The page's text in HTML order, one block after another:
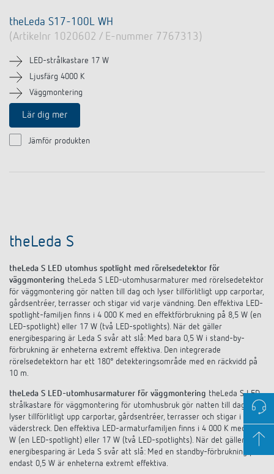
theLeda S17-100L WH
(Artikelnr 1020602 / E-nummer 7767313)
LED-strålkastare 17 W
Ljusfärg 4000 K
Väggmontering
Lär dig mer
Jämför produkten
theLeda S
theLeda S LED utomhus spotlight med rörelsedetektor för
väggmontering theLeda S LED-utomhusarmaturer med rörelsedetektor
för väggmontering gör natten till dag och lyser tillförlitligt upp carportar,
gårdsentréer, terrasser och stigar vid varje vändning. Den effektiva LED-
spotlight-familjen finns i 4 000 K med en effektförbrukning på 8,5 W (en
LED-spotlight) eller 17 W (två LED-spotlights). När det gäller
energibesparing är Leda S svår att slå: Med bara 0,5 W i stand-by-
förbrukning är enheterna extremt effektiva. Den integrerade
rörelsedetektorn har ett 180° detekteringsområde med en räckvidd på
10 m.
theLeda S LED-utomhusarmaturer för väggmontering theLeda S LED-
strålkastare för väggmontering för utomhusbruk gör natten till dag och
lyser tillförlitligt upp carportar, gårdsentréer, terrasser och stigar i alla
väderstreck. Den effektiva LED-armaturfamiljen finns i 4 000 K med 8,5
W (en LED-spotlight) eller 17 W (två LED-spotlights). När det gäller
energibesparing är Leda S svår att slå: Med en standby-förbrukning på
endast 0,5 W är enheterna extremt effektiva.